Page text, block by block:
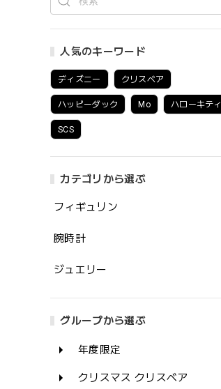
人気のキーワード
ディズニー クリスベア
ハッピーダック Mo ハローキティ
SCS
カテゴリから選ぶ
フィギュリン
腕時計
ジュエリー
グループから選ぶ
年度限定
クリスマス クリスベア